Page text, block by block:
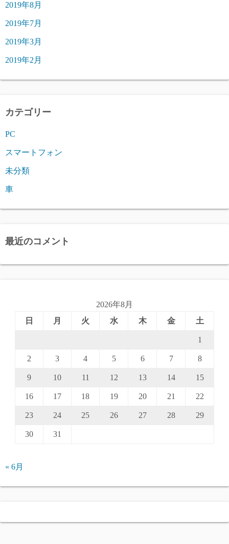
2019年8月
2019年7月
2019年3月
2019年2月
カテゴリー
PC
スマートフォン
未分類
車
最近のコメント
2026年8月
日
月 火 水 木 金 土
1
2 3 4 5 6 7 8
9 10 11 12 13 14 15
16 17 18 19 20 21 22
23 24 25 26 27 28 29
30 31
« 6月